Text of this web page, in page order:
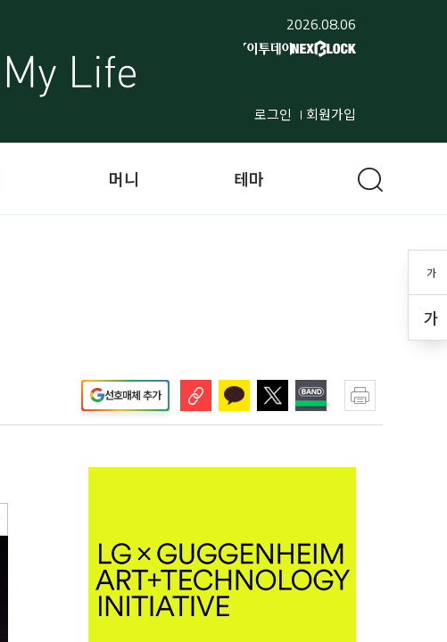
2026.08.06
로그인 회원가입
가
가
머니 테마
선호매체 추가